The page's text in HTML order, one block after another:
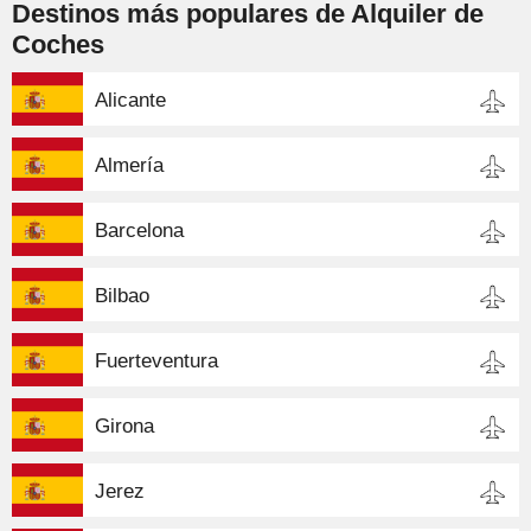
Destinos más populares de Alquiler de
Coches
Alicante
Almería
Barcelona
Bilbao
Fuerteventura
Girona
Jerez